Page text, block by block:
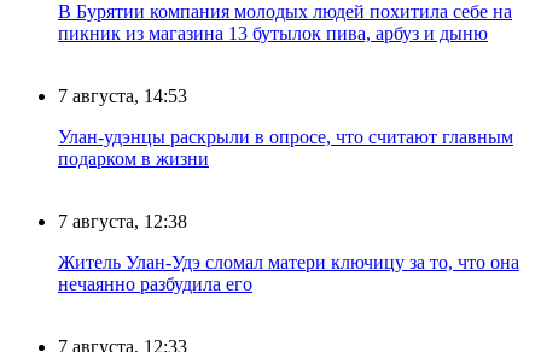
В Бурятии компания молодых людей похитила себе на
пикник из магазина 13 бутылок пива, арбуз и дыню
7 августа, 14:53
Улан-удэнцы раскрыли в опросе, что считают главным
подарком в жизни
7 августа, 12:38
Житель Улан-Удэ сломал матери ключицу за то, что она
нечаянно разбудила его
7 августа, 12:33